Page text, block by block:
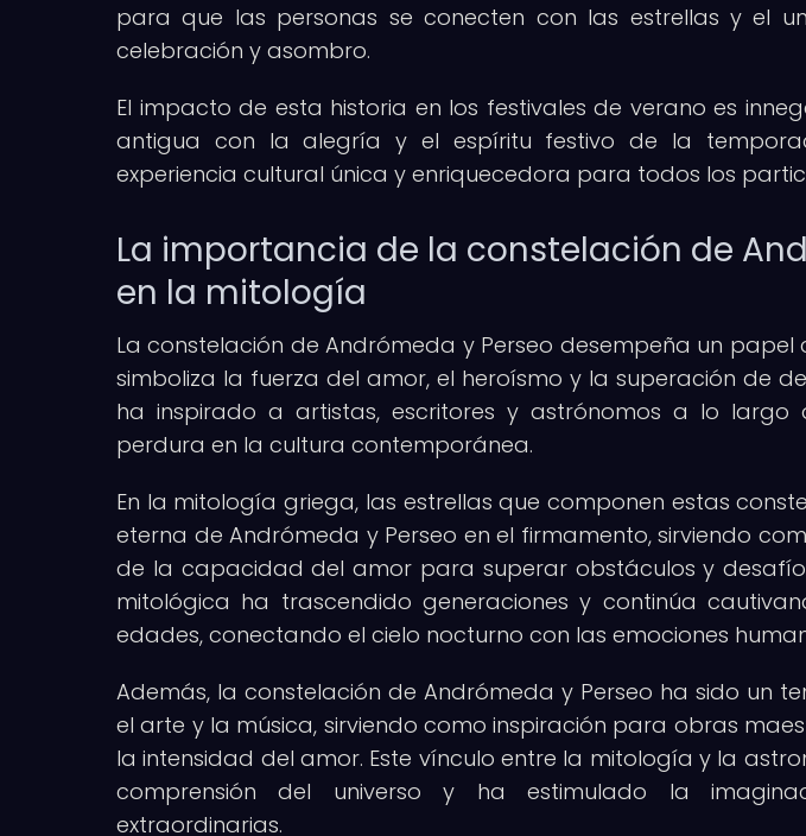
para que las personas se conecten con las estrellas y el
celebración y asombro.
El impacto de esta historia en los festivales de verano es
antigua con la alegría y el espíritu festivo de la
experiencia cultural única y enriquecedora para todos los
La importancia de la constelación de
en la mitología
La constelación de Andrómeda y Perseo desempeña un
simboliza la fuerza del amor, el heroísmo y la superación de
ha inspirado a artistas, escritores y astrónomos a lo largo
perdura en la cultura contemporánea.
En la mitología griega, las estrellas que componen estas
eterna de Andrómeda y Perseo en el firmamento, sirviendo
de la capacidad del amor para superar obstáculos y
mitológica ha trascendido generaciones y continúa
edades, conectando el cielo nocturno con las emociones
Además, la constelación de Andrómeda y Perseo ha sido un
el arte y la música, sirviendo como inspiración para obras
la intensidad del amor. Este vínculo entre la mitología y la
comprensión del universo y ha estimulado la
extraordinarias.